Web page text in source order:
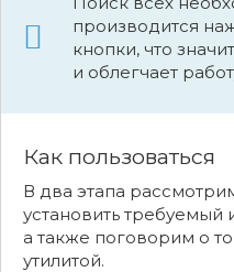
производится
кнопки, что
и облегчает
Как пользоваться
В два этапа
установить требуемый
а также поговорим о
утилитой.